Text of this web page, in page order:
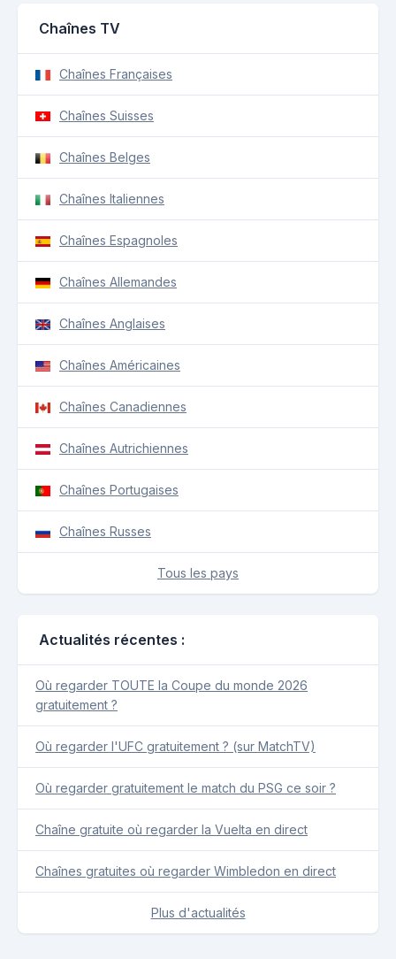
Chaînes TV
Chaînes Françaises
Chaînes Suisses
Chaînes Belges
Chaînes Italiennes
Chaînes Espagnoles
Chaînes Allemandes
Chaînes Anglaises
Chaînes Américaines
Chaînes Canadiennes
Chaînes Autrichiennes
Chaînes Portugaises
Chaînes Russes
Tous les pays
Actualités récentes :
Où regarder TOUTE la Coupe du monde 2026
gratuitement ?
Où regarder l'UFC gratuitement ? (sur MatchTV)
Où regarder gratuitement le match du PSG ce soir ?
Chaîne gratuite où regarder la Vuelta en direct
Chaînes gratuites où regarder Wimbledon en direct
Plus d'actualités